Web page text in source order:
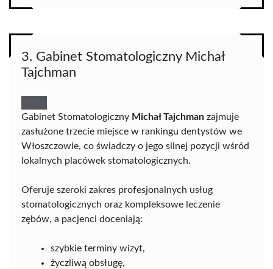
3. Gabinet Stomatologiczny Michał
Tajchman
Gabinet Stomatologiczny Michał Tajchman zajmuje
zasłużone trzecie miejsce w rankingu dentystów we
Włoszczowie, co świadczy o jego silnej pozycji wśród
lokalnych placówek stomatologicznych.
Oferuje szeroki zakres profesjonalnych usług
stomatologicznych oraz kompleksowe leczenie
zębów, a pacjenci doceniają:
szybkie terminy wizyt,
życzliwą obsługę,